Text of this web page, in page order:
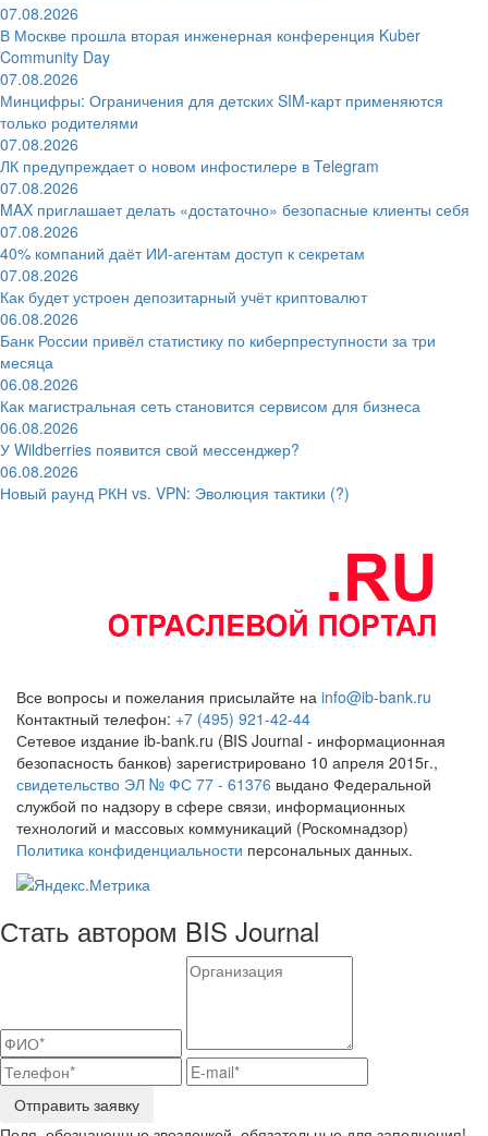
07.08.2026
В Москве прошла вторая инженерная конференция Kuber
Community Day
07.08.2026
Минцифры: Ограничения для детских SIM-карт применяются
только родителями
07.08.2026
ЛК предупреждает о новом инфостилере в Telegram
07.08.2026
MAX приглашает делать «достаточно» безопасные клиенты себя
07.08.2026
40% компаний даёт ИИ‑агентам доступ к секретам
07.08.2026
Как будет устроен депозитарный учёт криптовалют
06.08.2026
Банк России привёл статистику по киберпреступности за три
месяца
06.08.2026
Как магистральная сеть становится сервисом для бизнеса
06.08.2026
У Wildberries появится свой мессенджер?
06.08.2026
Новый раунд РКН vs. VPN: Эволюция тактики (?)
Все вопросы и пожелания присылайте на info@ib-bank.ru
Контактный телефон: +7 (495) 921-42-44
Сетевое издание ib-bank.ru (BIS Journal - информационная
безопасность банков) зарегистрировано 10 апреля 2015г.,
свидетельство ЭЛ № ФС 77 - 61376 выдано Федеральной
службой по надзору в сфере связи, информационных
технологий и массовых коммуникаций (Роскомнадзор)
Политика конфиденциальности персональных данных.
Стать автором BIS Journal
Отправить заявку